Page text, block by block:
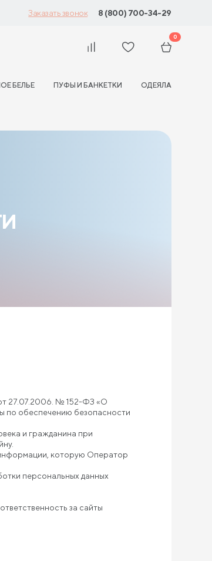
Заказать звонок 8 (800) 700-34-29
0
БЕЛЬЕ ПУФЫ И БАНКЕТКИ ОДЕЯЛА
от 27.07.2006. № 152-ФЗ «О
по обеспечению безопасности
и гражданина при
которую Оператор
персональных данных
за сайты